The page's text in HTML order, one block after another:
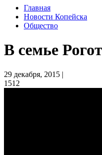
Главная
Новости Копейска
Общество
В семье
29 декабря, 2015 |
1512